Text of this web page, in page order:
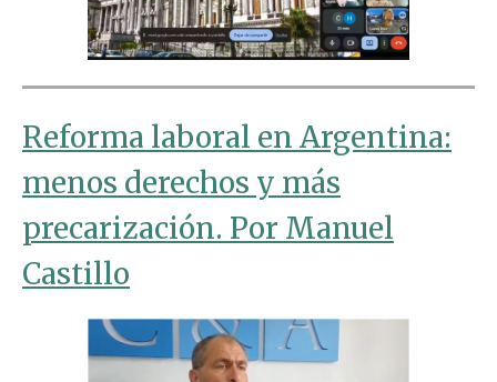
Reforma laboral en Argentina:
menos derechos y más
precarización. Por Manuel
Castillo